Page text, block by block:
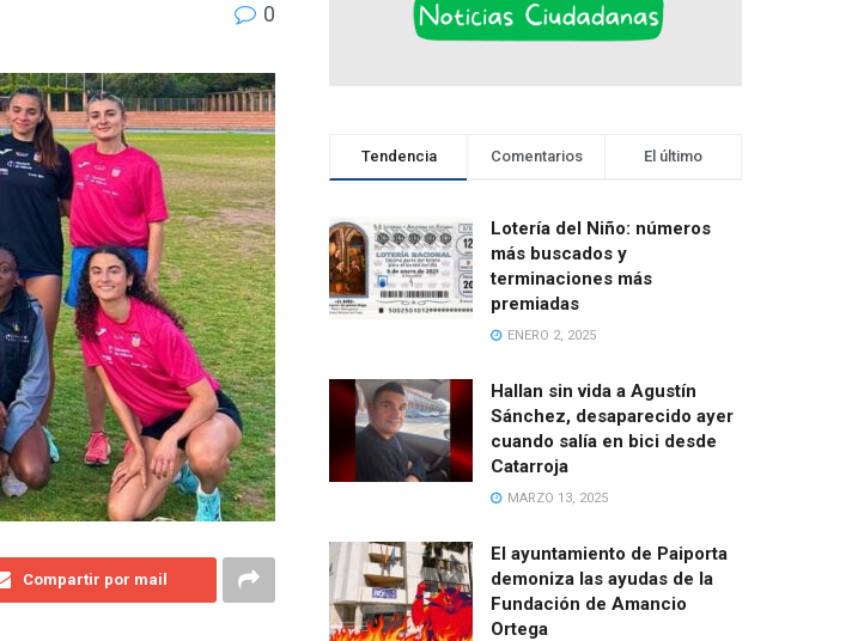
0
Compartir por mail
Tendencia Comentarios El último
Lotería del Niño: números
más buscados y
terminaciones más
premiadas
ENERO 2, 2025
Hallan sin vida a Agustín
Sánchez, desaparecido ayer
cuando salía en bici desde
Catarroja
MARZO 13, 2025
El ayuntamiento de Paiporta
demoniza las ayudas de la
Fundación de Amancio
Ortega